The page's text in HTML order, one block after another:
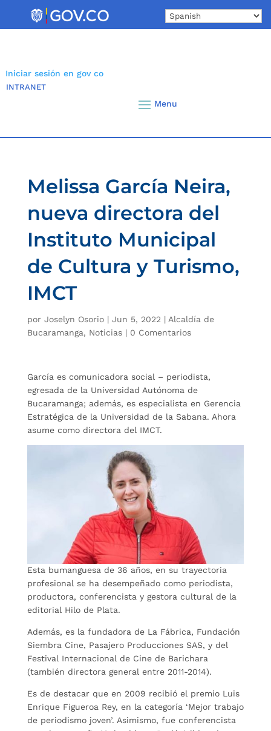
Iniciar sesión en gov co
INTRANET
Melissa García Neira,
nueva directora del
Instituto Municipal
de Cultura y Turismo,
IMCT
por Joselyn Osorio| Jun 5, 2022 | Alcaldía de
Bucaramanga, Noticias| 0 Comentarios
García es comunicadora social – periodista,
egresada de la Universidad Autónoma de
Bucaramanga; además, es especialista en Gerencia
Estratégica de la Universidad de la Sabana. Ahora
asume como directora del IMCT.
Esta bumanguesa de 36 años, en su trayectoria
profesional se ha desempeñado como periodista,
productora, conferencista y gestora cultural de la
editorial Hilo de Plata.
Además, es la fundadora de La Fábrica, Fundación
Siembra Cine, Pasajero Producciones SAS, y del
Festival Internacional de Cine de Barichara
(también directora general entre 2011-2014).
Es de destacar que en 2009 recibió el premio Luis
Enrique Figueroa Rey, en la categoría ‘Mejor trabajo
de periodismo joven’. Asimismo, fue conferencista